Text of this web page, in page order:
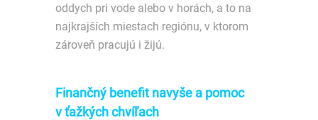
oddych pri vode alebo v horách, a to na
najkrajších miestach regiónu, v ktorom
zároveň pracujú i žijú.
Finančný benefit navyše a pomoc
v ťažkých chvíľach